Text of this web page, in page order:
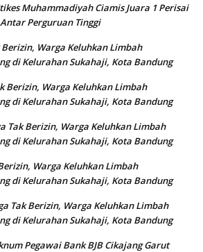
Muhammadiyah Ciamis Juara 1 Perisai
Perguruan Tinggi
Warga Keluhkan Limbah
di Kelurahan Sukahaji, Kota Bandung
Berizin, Warga Keluhkan Limbah
di Kelurahan Sukahaji, Kota Bandung
Tak Berizin, Warga Keluhkan Limbah
di Kelurahan Sukahaji, Kota Bandung
Warga Keluhkan Limbah
di Kelurahan Sukahaji, Kota Bandung
Tak Berizin, Warga Keluhkan Limbah
di Kelurahan Sukahaji, Kota Bandung
Pegawai Bank BJB Cikajang Garut